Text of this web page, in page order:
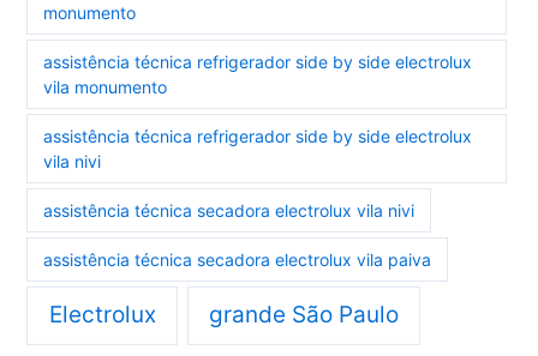
monumento
assistência técnica refrigerador side by side electrolux
vila monumento
assistência técnica refrigerador side by side electrolux
vila nivi
assistência técnica secadora electrolux vila nivi
assistência técnica secadora electrolux vila paiva
Electrolux grande São Paulo